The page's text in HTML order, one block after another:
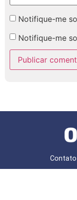
Notifique-me
Notifique-me
Contato